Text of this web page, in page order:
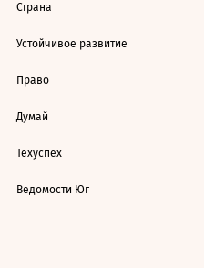
Страна
Устойчивое развитие
Право
Думай
Техуспех
Ведомости Юг